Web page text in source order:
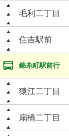
毛利二丁目
住吉駅前
錦糸町駅前行
猿江二丁目
扇橋二丁目